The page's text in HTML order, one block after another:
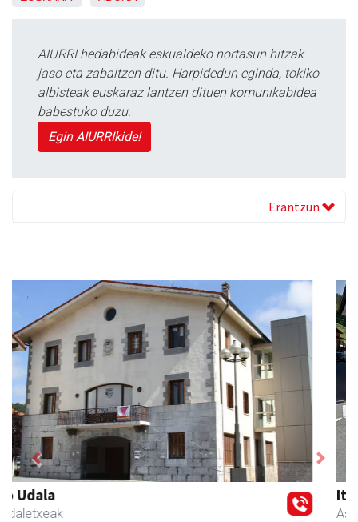
AIURRI hedabideak eskualdeko nortasun hitzak
jaso eta zabaltzen ditu. Harpidedun eginda, tokiko
albisteak euskaraz lantzen dituen komunikabidea
babestuko duzu.
Egin AIURRIkide!
Erantzun
Iturri-Ondo jatetxea
Asteasu - Jatetxeak
Previous Next